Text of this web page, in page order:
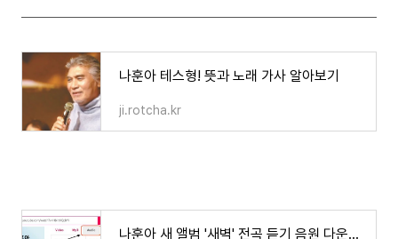
나훈아 테스형! 뜻과 노래 가사 알아보기
ji.rotcha.kr
나훈아 새 앨범 '새벽' 전곡 듣기 음원 다운로드 하기와 구매하는 법